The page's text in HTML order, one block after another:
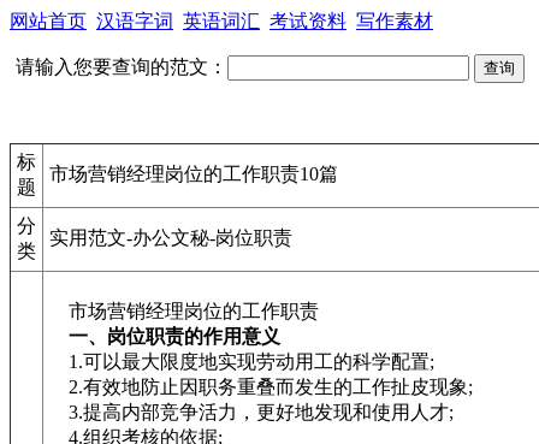
网站首页 汉语字词 英语词汇 考试资料 写作素材
请输入您要查询的范文：
标
题
市场营销经理岗位的工作职责10篇
分
类
实用范文-办公文秘-岗位职责
市场营销经理岗位的工作职责
一、岗位职责的作用意义
1.可以最大限度地实现劳动用工的科学配置;
2.有效地防止因职务重叠而发生的工作扯皮现象;
3.提高内部竞争活力，更好地发现和使用人才;
4.组织考核的依据;